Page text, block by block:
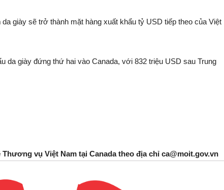
giày sẽ trở thành mặt hàng xuất khẩu tỷ USD tiếp theo của Việt
da giày đứng thứ hai vào Canada, với 832 triệu USD sau Trung
vụ Việt Nam tại Canada theo địa chỉ ca@moit.gov.vn